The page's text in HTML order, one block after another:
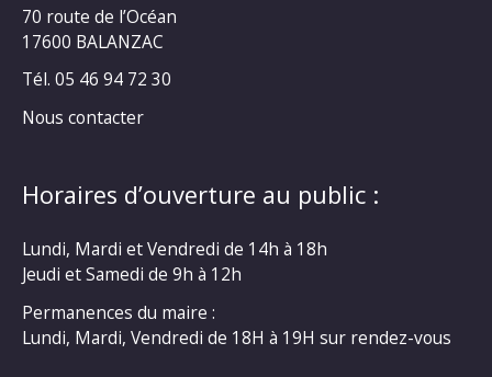
70 route de l’Océan
17600 BALANZAC
Tél. 05 46 94 72 30
Nous contacter
Horaires d’ouverture au public :
Lundi, Mardi et Vendredi de 14h à 18h
Jeudi et Samedi de 9h à 12h
Permanences du maire :
Lundi, Mardi, Vendredi de 18H à 19H sur rendez-vous